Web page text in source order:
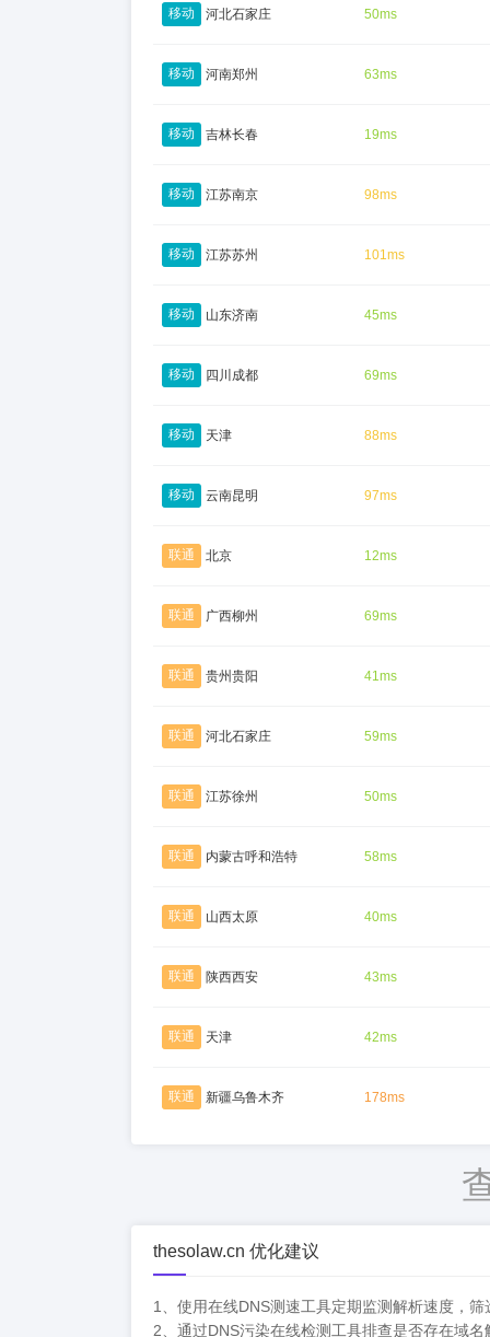
移动 河北石家庄 50ms
移动 河南郑州 63ms
移动 吉林长春 19ms
移动 江苏南京 98ms
移动 江苏苏州 101ms
移动 山东济南 45ms
移动 四川成都 69ms
移动 天津 88ms
移动 云南昆明 97ms
联通 北京 12ms
联通 广西柳州 69ms
联通 贵州贵阳 41ms
联通 河北石家庄 59ms
联通 江苏徐州 50ms
联通 内蒙古呼和浩特 58ms
联通 山西太原 40ms
联通 陕西西安 43ms
联通 天津 42ms
联通 新疆乌鲁木齐 178ms
thesolaw.cn 优化建议
1、使用在线DNS测速工具定期监测解析速度，
2、通过DNS污染在线检测工具排查是否存在域